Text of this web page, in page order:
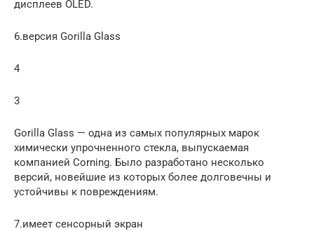
дисплеев OLED.
6.версия Gorilla Glass
4
3
Gorilla Glass — одна из самых популярных марок
химически упрочненного стекла, выпускаемая
компанией Corning. Было разработано несколько
версий, новейшие из которых более долговечны и
устойчивы к повреждениям.
7.имеет сенсорный экран